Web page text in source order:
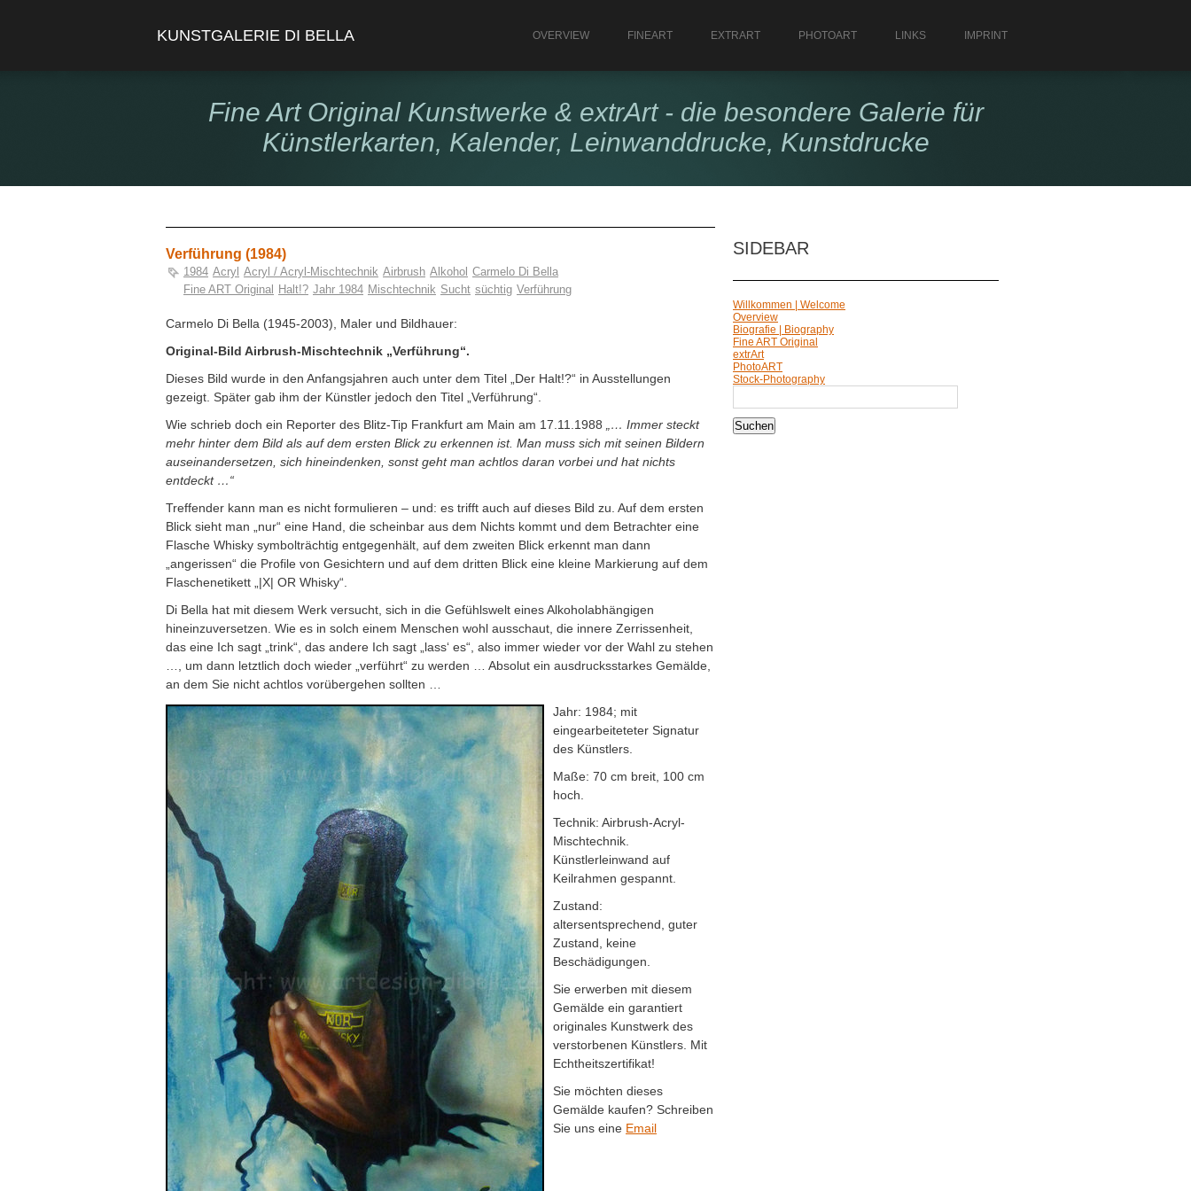
KUNSTGALERIE DI BELLA OVERVIEW FINEART EXTRART PHOTOART LINKS IMPRINT
Fine Art Original Kunstwerke & extrArt - die besondere Galerie für
Künstlerkarten, Kalender, Leinwanddrucke, Kunstdrucke
Verführung (1984)
1984 Acryl Acryl / Acryl-Mischtechnik Airbrush Alkohol Carmelo Di Bella
Fine ART Original
Halt!? Jahr 1984 Mischtechnik Sucht süchtig Verführung
Carmelo Di Bella (1945-2003), Maler und Bildhauer:
Original-Bild Airbrush-Mischtechnik „Verführung“.
Dieses Bild wurde in den Anfangsjahren auch unter dem Titel „Der Halt!?“ in Ausstellungen
gezeigt. Später gab ihm der Künstler jedoch den Titel „Verführung“.
Wie schrieb doch ein Reporter des Blitz-Tip Frankfurt am Main am 17.11.1988
„… Immer steckt
mehr hinter dem Bild als auf dem ersten Blick zu erkennen ist. Man muss sich mit seinen Bildern
auseinandersetzen, sich hineindenken, sonst geht man achtlos daran vorbei und hat nichts
entdeckt …“
Treffender kann man es nicht formulieren – und: es trifft auch auf dieses Bild zu. Auf dem ersten
Blick sieht man „nur“ eine Hand, die scheinbar aus dem Nichts kommt und dem Betrachter eine
Flasche Whisky symbolträchtig entgegenhält, auf dem zweiten Blick erkennt man dann
„angerissen“ die Profile von Gesichtern und auf dem dritten Blick eine kleine Markierung auf dem
Flaschenetikett „|X| OR Whisky“.
Di Bella hat mit diesem Werk versucht, sich in die Gefühlswelt eines Alkoholabhängigen
hineinzuversetzen. Wie es in solch einem Menschen wohl ausschaut, die innere Zerrissenheit,
das eine Ich sagt „trink“, das andere Ich sagt „lass‘ es“, also immer wieder vor der Wahl zu stehen
…, um dann letztlich doch wieder „verführt“ zu werden … Absolut ein ausdrucksstarkes Gemälde,
an dem Sie nicht achtlos vorübergehen sollten …
Jahr: 1984; mit
eingearbeiteteter Signatur
des Künstlers.
Maße: 70 cm breit, 100 cm
hoch.
Technik: Airbrush-Acryl-
Mischtechnik.
Künstlerleinwand auf
Keilrahmen gespannt.
Zustand:
altersentsprechend, guter
Zustand, keine
Beschädigungen.
Sie erwerben mit diesem
Gemälde ein garantiert
originales Kunstwerk des
verstorbenen Künstlers. Mit
Echtheitszertifikat!
Sie möchten dieses
Gemälde kaufen? Schreiben
Sie uns eine Email
SIDEBAR
Willkommen | Welcome
Overview
Biografie | Biography
Fine ART Original
extrArt
PhotoART
Stock-Photography